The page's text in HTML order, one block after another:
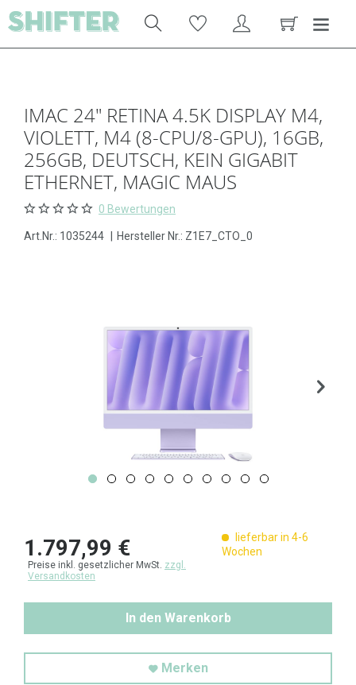
IMAC 24" RETINA 4.5K DISPLAY M4,
VIOLETT, M4 (8-CPU/8-GPU), 16GB,
256GB, DEUTSCH, KEIN GIGABIT
ETHERNET, MAGIC MAUS
0 Bewertungen
Art.Nr.: 1035244 Hersteller Nr.: Z1E7_CTO_0
1.797,99 €
Preise inkl. gesetzlicher MwSt. zzgl.
Versandkosten
lieferbar in 4-6
Wochen
In den Warenkorb
Merken